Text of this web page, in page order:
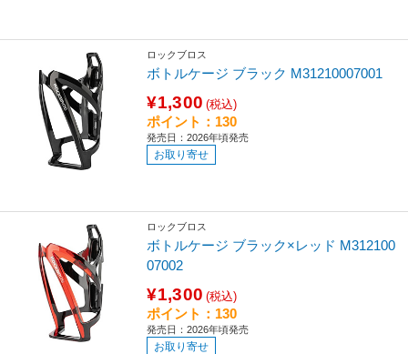
ロックブロス
ボトルケージ ブラック M31210007001
¥1,300 (税込)
ポイント：130
発売日：2026年頃発売
お取り寄せ
ロックブロス
ボトルケージ ブラック×レッド M312100
07002
¥1,300 (税込)
ポイント：130
発売日：2026年頃発売
お取り寄せ